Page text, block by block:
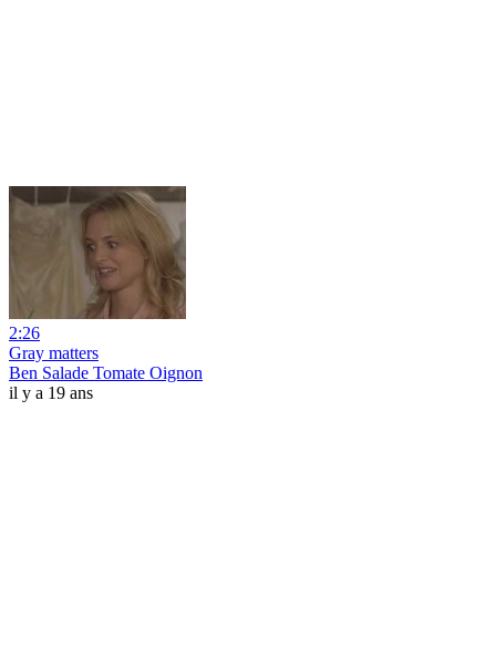
2:26
Gray matters
Ben Salade Tomate Oignon
il y a 19 ans